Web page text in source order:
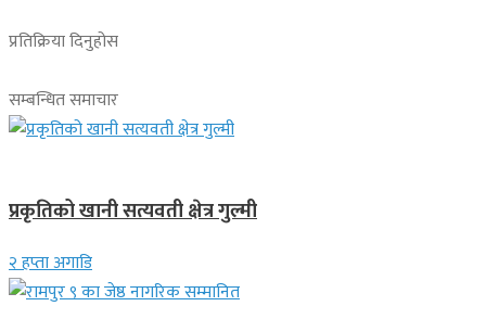
प्रतिक्रिया दिनुहोस
सम्बन्धित समाचार
प्रकृतिको खानी सत्यवती क्षेत्र गुल्मी
२ हप्ता अगाडि